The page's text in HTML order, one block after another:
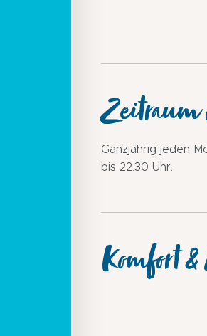
Zeitraum
Ganzjährig jeden
bis 22.30 Uhr.
Komfort